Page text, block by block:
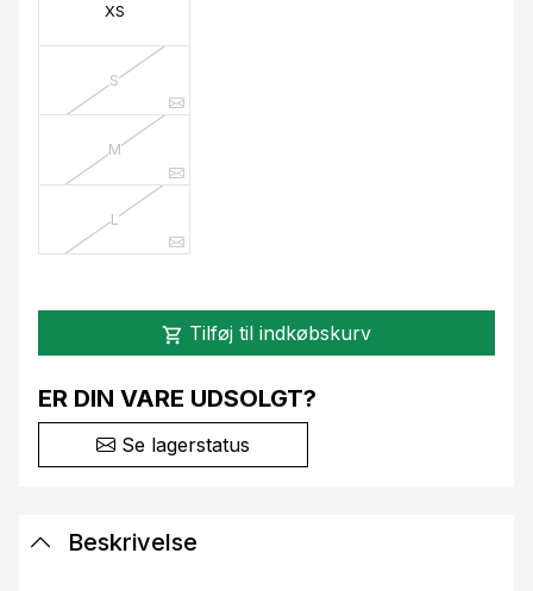
XS
S
M
L
shopping_cart Tilføj til indkøbskurv
ER DIN VARE UDSOLGT?
Se lagerstatus
Beskrivelse